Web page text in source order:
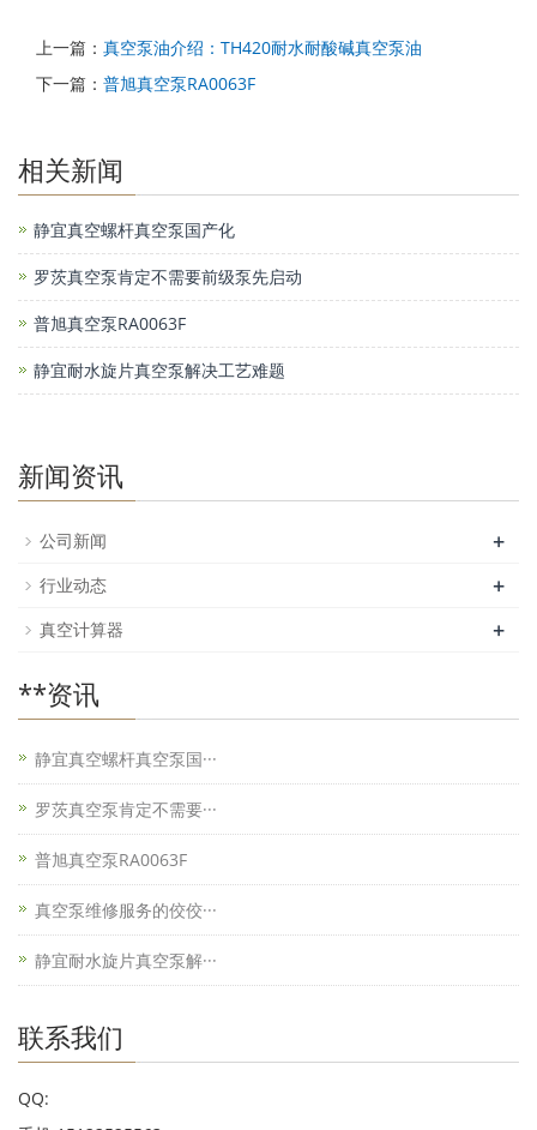
上一篇： 真空泵油介绍：TH420耐水耐酸碱真空泵油
下一篇： 普旭真空泵RA0063F
相关新闻
静宜真空螺杆真空泵国产化
罗茨真空泵肯定不需要前级泵先启动
普旭真空泵RA0063F
静宜耐水旋片真空泵解决工艺难题
新闻资讯
公司新闻 +
行业动态 +
真空计算器 +
**资讯
静宜真空螺杆真空泵国···
罗茨真空泵肯定不需要···
普旭真空泵RA0063F
真空泵维修服务的佼佼···
静宜耐水旋片真空泵解···
联系我们
QQ: